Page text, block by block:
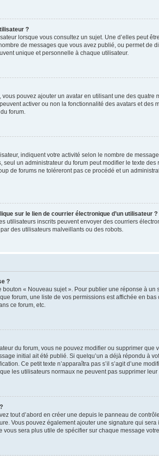
?
lorsque vous consultez un sujet. Une d’elles peut
de messages que vous avez publié, ou permet de
unique et personnelle à chaque utilisateur.
pouvez ajouter un avatar en utilisant une des
activer ou non la fonctionnalité des avatars et
forum.
indiquent votre activité selon le nombre de
un administrateur du forum peut modifier le texte
de forums ne toléreront pas ce procédé et un
sur le lien de courrier électronique d’un utilisateur ?
utilisateurs inscrits peuvent envoyer des courriers
des utilisateurs malveillants ou des robots.
?
« Nouveau sujet ». Pour publier une réponse à
forum, une liste de vos permissions est affichée en
ce forum, etc.
du forum, vous ne pouvez modifier ou supprimer
initial ait été publié. Si quelqu’un a déjà répondu à
Ce petit texte n’apparaîtra pas s’il s’agit d’une
les utilisateurs normaux ne peuvent pas supprimer
tout d’abord en créer une depuis le panneau de
Vous pouvez également ajouter une signature qui
sera plus utile de spécifier sur chaque message